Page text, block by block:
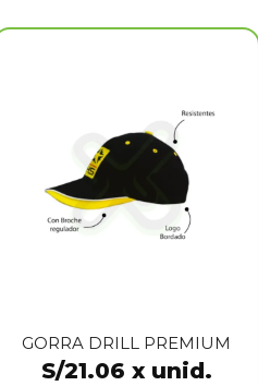
GORRA DRILL PREMIUM
S/21.06 x unid.